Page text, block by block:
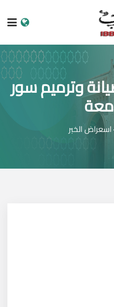
وترميم سور
اسعراض الخبر